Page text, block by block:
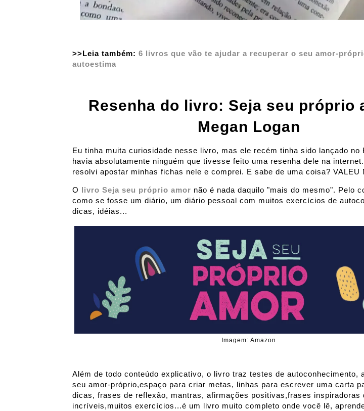
>>Leia também: 6 livros que vão te ajudar a recuperar o seu amor-
autoestima
Resenha do livro: Seja seu próprio
Megan Logan
Eu tinha muita curiosidade nesse livro, mas ele recém tinha sido lançado no
havia absolutamente ninguém que tivesse feito uma resenha dele na
resolvi apostar minhas fichas nele e comprei. E sabe de uma coisa? VALEU
O livro Seja seu próprio amor não é nada daquilo "mais do mesmo". Pelo
como se fosse um diário, um diário pessoal com muitos exercícios de
dicas, idéias...
Imagem: Amazon
Além de todo conteúdo explicativo, o livro traz testes de autoconhecimento,
seu amor-próprio,espaço para criar metas, linhas para escrever uma carta
dicas, frases de reflexão, mantras, afirmações positivas,frases inspiradoras
incríveis,muitos exercícios...é um livro muito completo onde você lê,